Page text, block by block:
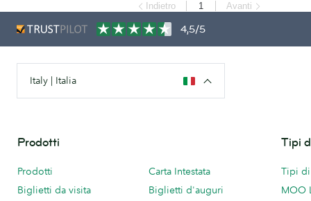
Indietro 1 Avanti
4,5/5
Italy | Italia
Prodotti
Prodotti
Biglietti da visita
Carta Intestata
Biglietti d'auguri
Tipi
Tipi
MOO